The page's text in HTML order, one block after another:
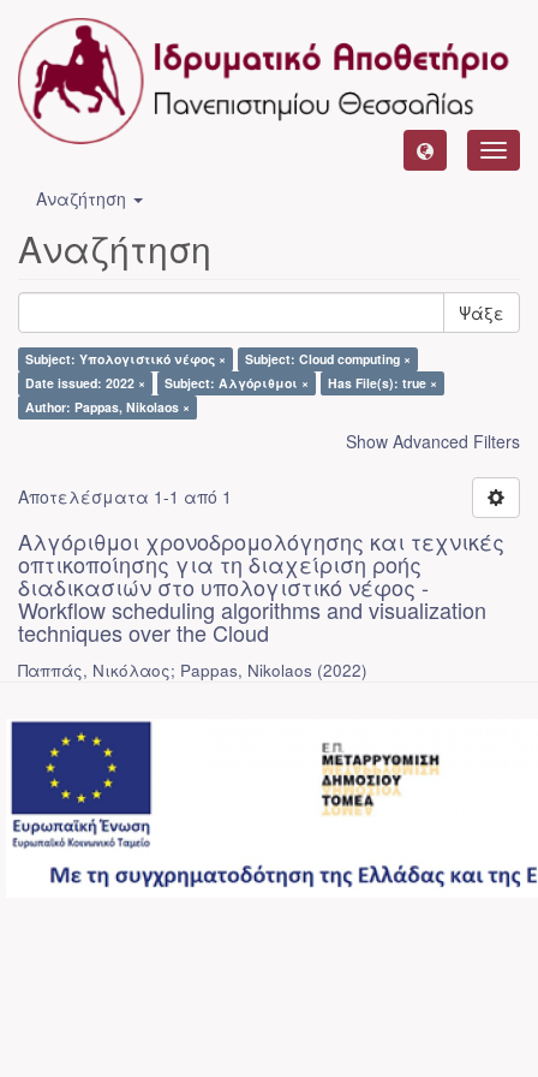
Αναζήτηση
Αναζήτηση
Ψάξε
Subject: Υπολογιστικό νέφος ×
Subject: Cloud computing ×
Date issued: 2022 ×
Subject: Αλγόριθμοι ×
Has File(s): true ×
Author: Pappas, Nikolaos ×
Show Advanced Filters
Αποτελέσματα 1-1 από 1
Αλγόριθμοι χρονοδρομολόγησης και τεχνικές
οπτικοποίησης για τη διαχείριση ροής
διαδικασιών στο υπολογιστικό νέφος -
Workflow scheduling algorithms and visualization
techniques over the Cloud
Παππάς, Νικόλαος; Pappas, Nikolaos (2022)